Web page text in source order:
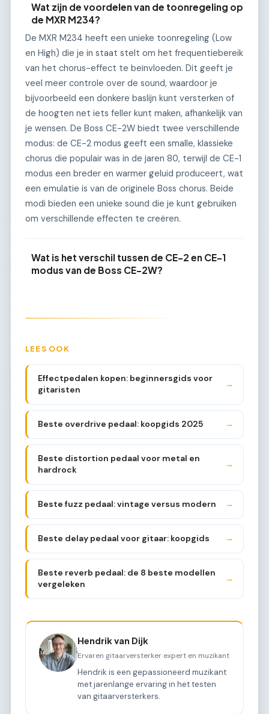
Wat zijn de voordelen van de toonregeling op
de MXR M234?
De MXR M234 heeft een unieke toonregeling (Low
en High) die je in staat stelt om het frequentiebereik
van het chorus-effect te beïnvloeden. Dit geeft je
veel meer controle over de sound, waardoor je
bijvoorbeeld een donkere baslijn kunt versterken of
de hoogten net iets feller kunt maken, afhankelijk van
je wensen. De Boss CE-2W biedt twee verschillende
modus: de CE-2 modus geeft een smalle, klassieke
chorus die populair was in de jaren 80, terwijl de CE-1
modus een breder en warmer geluid produceert, wat
een emulatie is van de originele Boss chorus. Beide
modi bieden een unieke sound die je kunt gebruiken
om verschillende effecten te creëren.
Wat is het verschil tussen de CE-2 en CE-1
modus van de Boss CE-2W?
LEES OOK
Effectpedalen kopen: beginnersgids voor
gitaristen
→
Beste overdrive pedaal: koopgids 2025 →
Beste distortion pedaal voor metal en
hardrock
→
Beste fuzz pedaal: vintage versus modern →
Beste delay pedaal voor gitaar: koopgids →
Beste reverb pedaal: de 8 beste modellen
vergeleken
→
Hendrik van Dijk
Ervaren gitaarversterker expert en muzikant
Hendrik is een gepassioneerd muzikant
met jarenlange ervaring in het testen
van gitaarversterkers.